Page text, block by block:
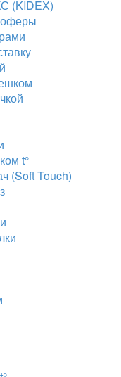
(KIDEX)
t°
(Soft Touch)